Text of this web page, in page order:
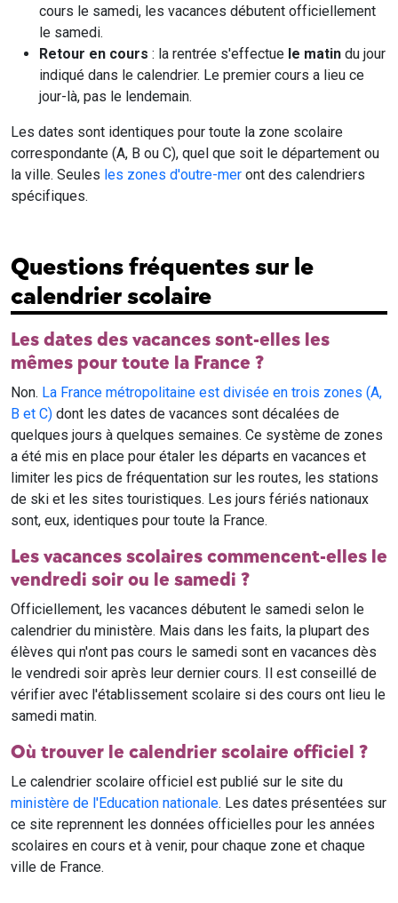
cours le samedi, les vacances débutent officiellement
le samedi.
Retour en cours : la rentrée s'effectue le matin du jour
indiqué dans le calendrier. Le premier cours a lieu ce
jour-là, pas le lendemain.
Les dates sont identiques pour toute la zone scolaire
correspondante (A, B ou C), quel que soit le département ou
la ville. Seules les zones d'outre-mer ont des calendriers
spécifiques.
Questions fréquentes sur le
calendrier scolaire
Les dates des vacances sont-elles les
mêmes pour toute la France ?
Non. La France métropolitaine est divisée en trois zones (A,
B et C) dont les dates de vacances sont décalées de
quelques jours à quelques semaines. Ce système de zones
a été mis en place pour étaler les départs en vacances et
limiter les pics de fréquentation sur les routes, les stations
de ski et les sites touristiques. Les jours fériés nationaux
sont, eux, identiques pour toute la France.
Les vacances scolaires commencent-elles le
vendredi soir ou le samedi ?
Officiellement, les vacances débutent le samedi selon le
calendrier du ministère. Mais dans les faits, la plupart des
élèves qui n'ont pas cours le samedi sont en vacances dès
le vendredi soir après leur dernier cours. Il est conseillé de
vérifier avec l'établissement scolaire si des cours ont lieu le
samedi matin.
Où trouver le calendrier scolaire officiel ?
Le calendrier scolaire officiel est publié sur le site du
ministère de l'Education nationale. Les dates présentées sur
ce site reprennent les données officielles pour les années
scolaires en cours et à venir, pour chaque zone et chaque
ville de France.